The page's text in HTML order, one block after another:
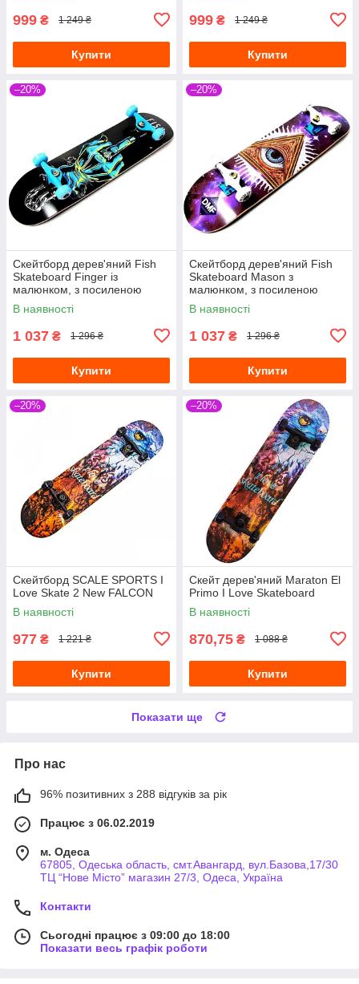
999 ₴ 1 249 ₴
Купити
999 ₴ 1 249 ₴
Купити
–20%
Скейтборд дерев'яний Fish
Skateboard Finger із
малюнком, з посиленою
підвіскою
В наявності
1 037 ₴ 1 296 ₴
Купити
–20%
Скейтборд дерев'яний Fish
Skateboard Mason з
малюнком, з посиленою
підвіскою
В наявності
1 037 ₴ 1 296 ₴
Купити
–20%
Скейтборд SCALE SPORTS I
Love Skate 2 New FALCON
В наявності
977 ₴ 1 221 ₴
Купити
–20%
Скейт дерев'яний Maraton El
Primo I Love Skateboard
В наявності
870,75 ₴ 1 088 ₴
Купити
Показати ще
Про нас
96% позитивних з 288 відгуків за рік
Працює з 06.02.2019
м. Одеса
67805, Одеська область, смт.Авангард, вул.Базова,17/30
ТЦ “Нове Місто” магазин 27/3, Одеса, Україна
Контакти
Сьогодні працює з 09:00 до 18:00
Показати весь графік роботи